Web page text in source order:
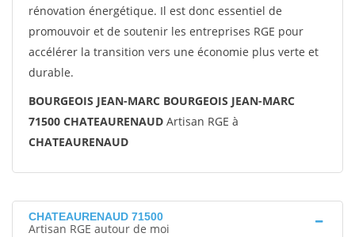
rénovation énergétique. Il est donc essentiel de
promouvoir et de soutenir les entreprises RGE pour
accélérer la transition vers une économie plus verte et
durable.
BOURGEOIS JEAN-MARC BOURGEOIS JEAN-MARC
71500 CHATEAURENAUD Artisan RGE à
CHATEAURENAUD
CHATEAURENAUD 71500
Artisan RGE autour de moi